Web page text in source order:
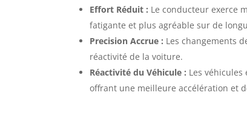
Effort Réduit : Le conducteur exerce
fatigante et plus agréable sur de
Precision Accrue : Les changements
réactivité de la voiture.
Réactivité du Véhicule : Les
offrant une meilleure accélération et